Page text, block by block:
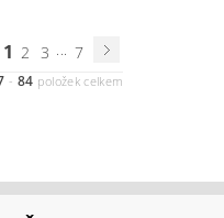
1 2 3 ... 7
- 84 položek celkem